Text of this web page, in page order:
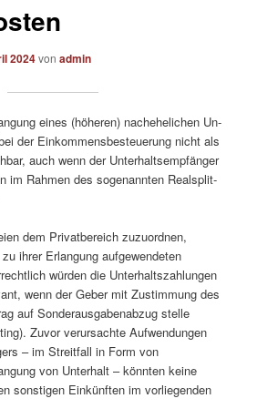
2024vonadmin
eines (hö­he­ren) nach­ehe­li­chen Un­
der Ein­kom­mens­be­steue­rung nicht als
auch wenn der Un­ter­halts­emp­fän­ger
im Rah­men des so­ge­nann­ten Re­al­split­
dem Privatbereich zuzuordnen,
ihrer Erlangung aufgewendeten
würden die Unterhaltszahlungen
wenn der Geber mit Zustimmung des
auf Sonderausgabenabzug stelle
Zuvor verursachte Aufwendungen
– im Streitfall in Form von
von Unterhalt – könnten keine
sonstigen Einkünften im vorliegenden